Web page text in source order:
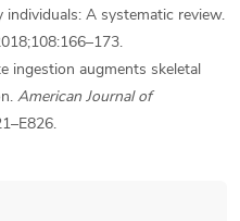
A systematic review.
ingestion augments skeletal
American Journal of